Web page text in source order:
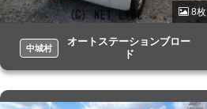
8枚
中城村
オートステーションブロー
ド